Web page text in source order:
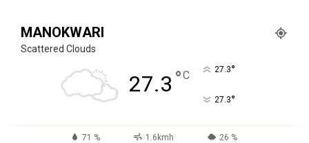
MANOKWARI
Scattered Clouds
27.3 °C 27.3°
27.3°
71 % 1.6kmh 26 %